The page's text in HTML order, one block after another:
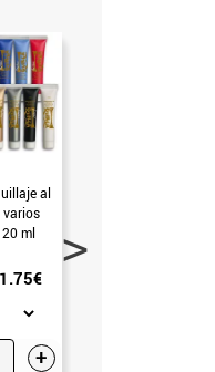
al
varios
ml
+